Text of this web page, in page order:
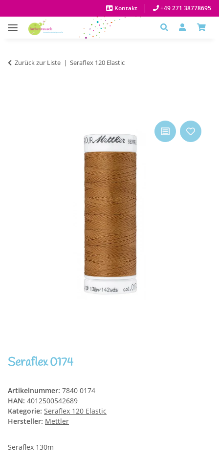
Kontakt +49 271 38778695
Zurück zur Liste Seraflex 120 Elastic
Seraflex 0174
Artikelnummer: 7840 0174
HAN: 4012500542689
Kategorie: Seraflex 120 Elastic
Hersteller: Mettler
Seraflex 130m